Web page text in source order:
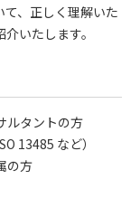
、正しく理解いた
いたします。
ルタントの方
13485 など）
の方